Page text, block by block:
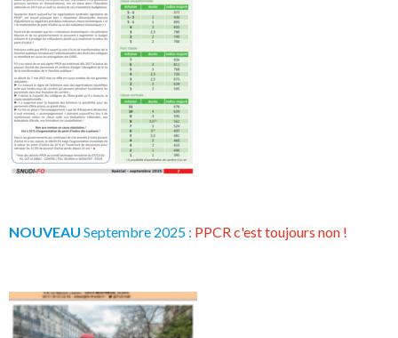
NOUVEAU Septembre 2025 : PPCR c'est toujours non !